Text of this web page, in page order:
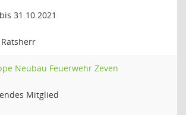
31.10.2021
Ratsherr
Neubau Feuerwehr Zeven
Mitglied